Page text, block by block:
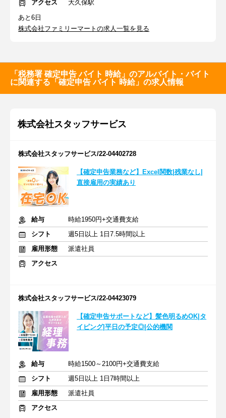
アクセス
大久保駅
あと6日
株式会社ファミリーマートの求人一覧を見る
「税務署 確定申告 バイト 時給」のアルバイト・バイト
に関連する「確定申告 バイト 時給」の求人情報
株式会社スタッフサービス
株式会社スタッフサービス/22-04402728
【確定申告業務など】Excel関数|残業なし|
直接雇用の実績あり
給与
時給1950円+交通費支給
シフト
週5日以上 1日7.5時間以上
雇用形態
派遣社員
アクセス
株式会社スタッフサービス/22-04423079
【確定申告サポートなど】髪色明るめOK|タ
イピング|平日の予定◎|公的機関
給与
時給1500～2100円+交通費支給
シフト
週5日以上 1日7時間以上
雇用形態
派遣社員
アクセス